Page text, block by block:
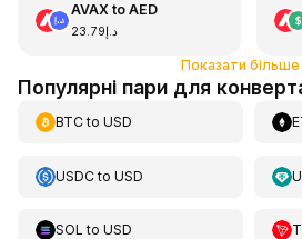
AVAXto AED
د.إ23.79
Показати більше
Популярні пари для
BTCto USD
USDCto USD
SOL to USD